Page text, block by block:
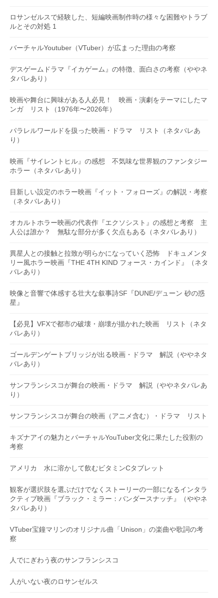
ロサンゼルスで経験した、短編映画制作時の様々な困難やトラブ
ルとその対処 1
バーチャルYoutuber（VTuber）が広まった理由の考察
デスゲームドラマ『イカゲーム』の特徴、面白さの考察（ややネ
タバレあり）
映画や舞台に興味がある人必見！ 映画・演劇をテーマにしたマ
ンガ リスト（1976年〜2026年）
パラレルワールドを扱った映画・ドラマ リスト（ネタバレあ
り）
映画『サイレントヒル』の感想 不気味な世界観のファンタジー
ホラー（ネタバレあり）
目新しい設定のホラー映画『イット・フォローズ』の解説・考察
（ネタバレあり）
オカルトホラー映画の代表作『エクソシスト』の感想と考察 主
人公は誰か？ 無駄な部分が多く欠点もある（ネタバレあり）
異星人との接触と拉致が明らかになっていく恐怖 ドキュメンタ
リー風ホラー映画『THE 4TH KIND フォース・カインド』（ネタ
バレあり）
映像と音響で体感する壮大な叙事詩SF『DUNE/デューン 砂の惑
星』
【必見】VFXで都市の破壊・崩壊が描かれた映画 リスト（ネタ
バレあり）
ゴールデンゲートブリッジが出る映画・ドラマ 解説（ややネタ
バレあり）
サンフランシスコが舞台の映画・ドラマ 解説（ややネタバレあ
り）
サンフランシスコが舞台の映画（アニメ含む）・ドラマ リスト
キズナアイの魅力とバーチャルYouTuber文化に果たした役割の
考察
アメリカ 水に溶かして飲むビタミンCタブレット
観客が選択肢を選ぶだけでなくストーリーの一部になるインタラ
クティブ映画『ブラック・ミラー：バンダースナッチ』（ややネ
タバレあり）
VTuber宝鐘マリンのオリジナル曲「Unison」の楽曲や歌詞の考
察
人でにぎわう夜のサンフランシスコ
人がいない夜のロサンゼルス